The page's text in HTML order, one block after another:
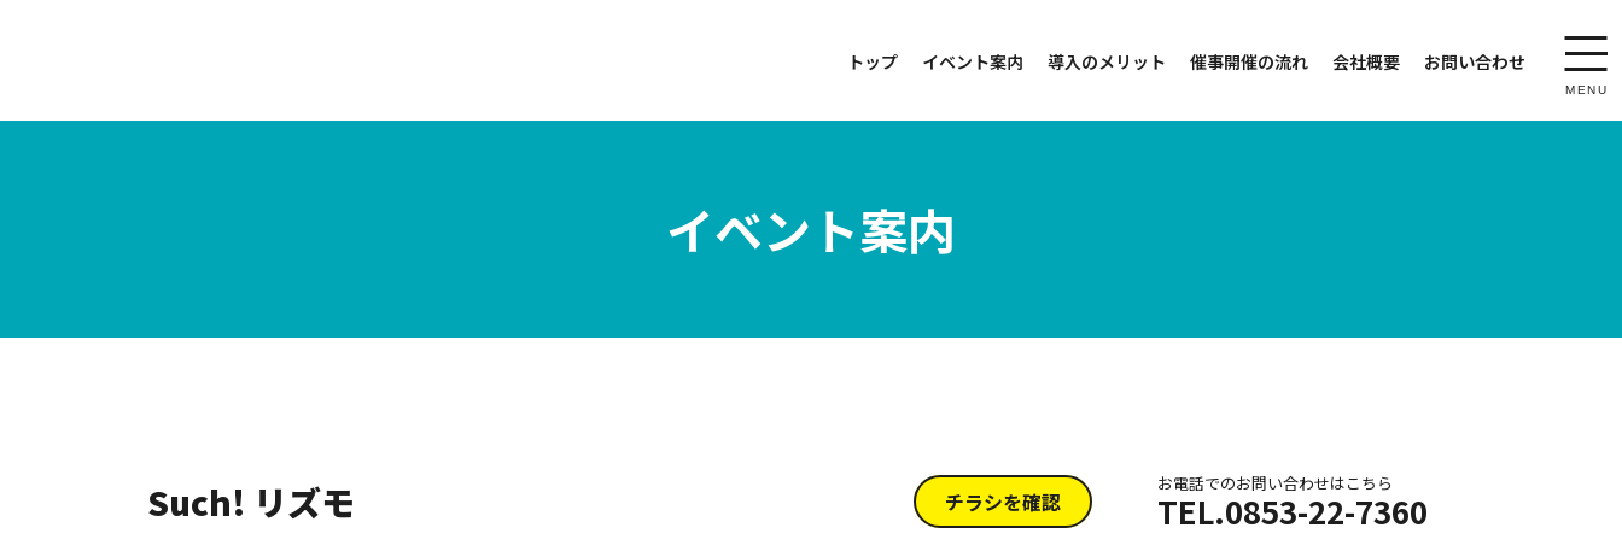
MENU
トップ イベント案内 導入のメリット 催事開催の流れ 会社概要 お問い合わせ
イベント案内
Such! リズモ チラシを確認
お電話でのお問い合わせはこちら
TEL.0853-22-7360